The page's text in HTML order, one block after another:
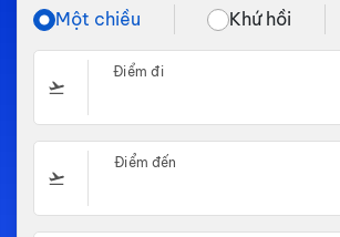
Một chiều Khứ hồi
Điểm đi
Điểm đến